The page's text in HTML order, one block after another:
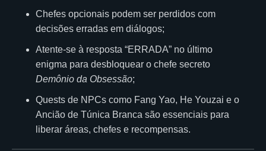
Chefes opcionais podem ser perdidos com
decisões erradas em diálogos;
Atente-se à resposta “ERRADA” no último
enigma para desbloquear o chefe secreto
Demônio da Obsessão;
Quests de NPCs como Fang Yao, He Youzai e o
Ancião de Túnica Branca são essenciais para
liberar áreas, chefes e recompensas.